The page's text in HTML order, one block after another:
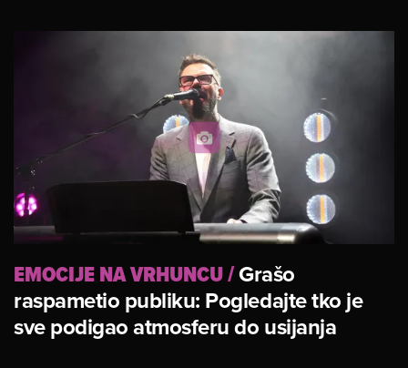
EMOCIJE NA VRHUNCU/Grašo
raspametio publiku: Pogledajte tko je
sve podigao atmosferu do usijanja